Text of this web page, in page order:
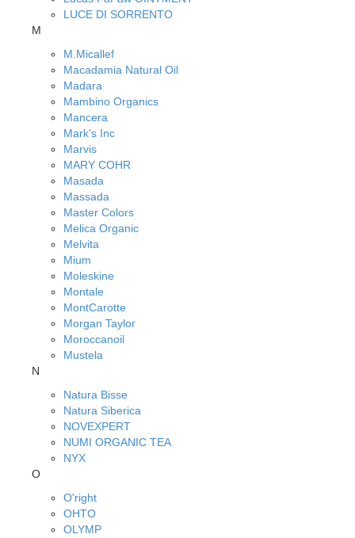
LUCE DI SORRENTO
M
M.Micallef
Macadamia Natural Oil
Madara
Mambino Organics
Mancera
Mark's Inc
Marvis
MARY COHR
Masada
Massada
Master Colors
Melica Organic
Melvita
Mium
Moleskine
Montale
MontCarotte
Morgan Taylor
Moroccanoil
Mustela
N
Natura Bisse
Natura Siberica
NOVEXPERT
NUMI ORGANIC TEA
NYX
O
O'right
OHTO
OLYMP